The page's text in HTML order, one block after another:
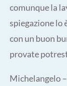
comunque la
spiegazione lo
con un buon
provate
Michelangelo